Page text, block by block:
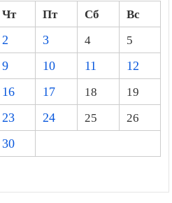
Чт Пт Сб
Вс
2 3 4
5
9 10 11
12
16 17 18
19
23 24 25
26
30